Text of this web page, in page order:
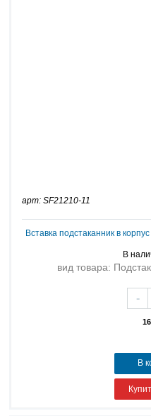
арт: SF21210-11
Вставка подстаканник в
В
вид товара:
-
В